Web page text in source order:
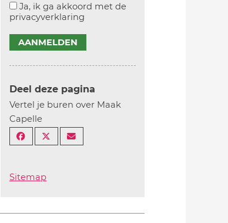
Ja, ik ga akkoord met de
privacyverklaring
AANMELDEN
Deel deze pagina
Vertel je buren over Maak
Capelle
Sitemap